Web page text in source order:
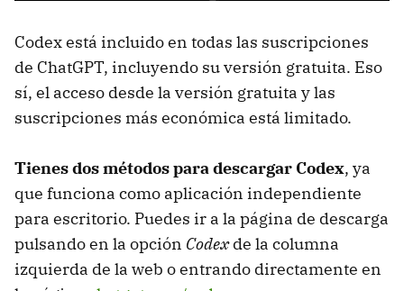
Codex está incluido en todas las suscripciones
de ChatGPT, incluyendo su versión gratuita. Eso
sí, el acceso desde la versión gratuita y las
suscripciones más económica está limitado.
Tienes dos métodos para descargar Codex, ya
que funciona como aplicación independiente
para escritorio. Puedes ir a la página de descarga
pulsando en la opción Codexde la columna
izquierda de la web o entrando directamente en